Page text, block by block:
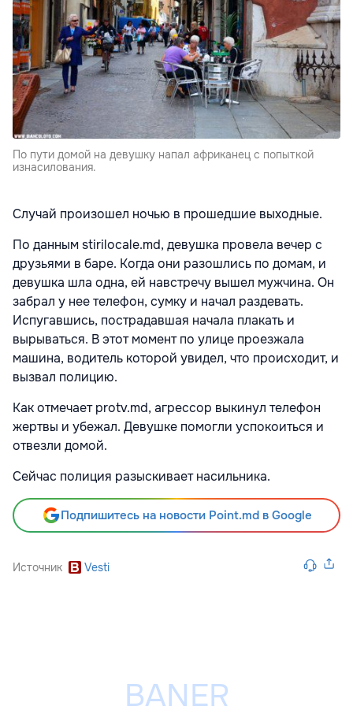
По пути домой на девушку напал африканец с попыткой
изнасилования.
Случай произошел ночью в прошедшие выходные.
По данным stirilocale.md, девушка провела вечер с
друзьями в баре. Когда они разошлись по домам, и
девушка шла одна, ей навстречу вышел мужчина. Он
забрал у нее телефон, сумку и начал раздевать.
Испугавшись, пострадавшая начала плакать и
вырываться. В этот момент по улице проезжала
машина, водитель которой увидел, что происходит, и
вызвал полицию.
Как отмечает protv.md, агрессор выкинул телефон
жертвы и убежал. Девушке помогли успокоиться и
отвезли домой.
Сейчас полиция разыскивает насильника.
Подпишитесь на новости Point.md в Google
Источник Vesti